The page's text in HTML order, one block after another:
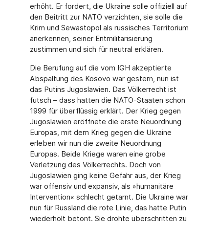
erhöht. Er fordert, die Ukraine solle offiziell auf
den Beitritt zur NATO verzichten, sie solle die
Krim und Sewastopol als russisches Territorium
anerkennen, seiner Entmilitarisierung
zustimmen und sich für neutral erklären.
Die Berufung auf die vom IGH akzeptierte
Abspaltung des Kosovo war gestern, nun ist
das Putins Jugoslawien. Das Völkerrecht ist
futsch – dass hatten die NATO-Staaten schon
1999 für überflüssig erklärt. Der Krieg gegen
Jugoslawien eröffnete die erste Neuordnung
Europas, mit dem Krieg gegen die Ukraine
erleben wir nun die zweite Neuordnung
Europas. Beide Kriege waren eine grobe
Verletzung des Völkerrechts. Doch von
Jugoslawien ging keine Gefahr aus, der Krieg
war offensiv und expansiv, als »humanitäre
Intervention« schlecht getarnt. Die Ukraine war
nun für Russland die rote Linie, das hatte Putin
wiederholt betont. Sie drohte überschritten zu